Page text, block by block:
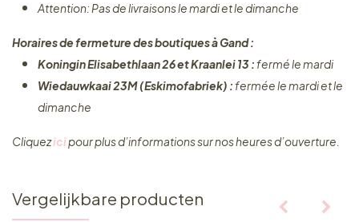
Attention: Pas de livraisons le mardi et le dimanche
Horaires de fermeture des boutiques à Gand :
Koningin Elisabethlaan 26 et Kraanlei 13 :fermé le mardi
Wiedauwkaai 23M (Eskimofabriek) :fermée le mardi et le
dimanche
Cliquez ​icipour plus d’informations sur nos heures d’ouverture.
Vergelijkbare producten